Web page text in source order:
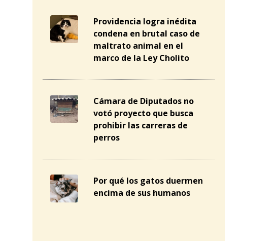
Providencia logra inédita
condena en brutal caso de
maltrato animal en el
marco de la Ley Cholito
Cámara de Diputados no
votó proyecto que busca
prohibir las carreras de
perros
Por qué los gatos duermen
encima de sus humanos